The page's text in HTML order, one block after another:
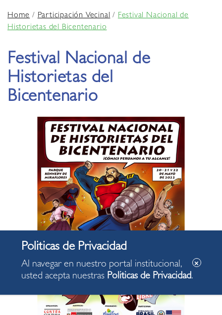
Home/Participación Vecinal/Festival Nacional de
Historietas del Bicentenario
Festival Nacional de
Historietas del
Bicentenario
Al navegar en nuestro portal institucional,
usted acepta nuestras Politicas de Privacidad.